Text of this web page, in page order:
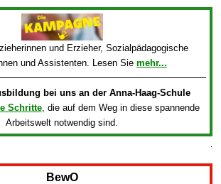
und Erzieher, Sozialpädagogische
und Assistenten. Lesen Sie mehr...
bei uns an der Anna-Haag-Schule
Schritte, die auf dem Weg in diese spannende
Arbeitswelt notwendig sind.
BewO